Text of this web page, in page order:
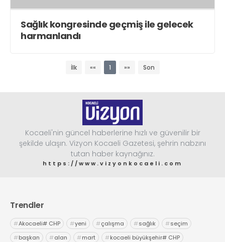
Sağlık kongresinde geçmiş ile gelecek
harmanlandı
İlk «« 1 »» Son
Kocaeli'nin güncel haberlerine hızlı ve güvenilir bir
şekilde ulaşın. Vizyon Kocaeli Gazetesi, şehrin nabzını
tutan haber kaynağınız.
https://www.vizyonkocaeli.com
Trendler
#Akocaeli# CHP #yeni #çalışma #sağlık #seçim
#başkan #alan #mart #kocaeli büyükşehir# CHP